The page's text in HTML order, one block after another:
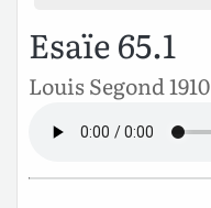
Esaïe 65.1
Louis Segond 1910